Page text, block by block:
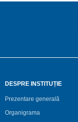
DESPRE INSTITUȚIE
Prezentare generală
Organigrama